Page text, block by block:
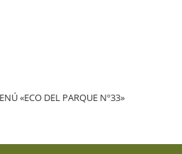
«ECO DEL PARQUE Nº33»